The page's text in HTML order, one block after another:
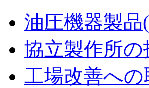
油圧機器製
協立製作所の
工場改善へ